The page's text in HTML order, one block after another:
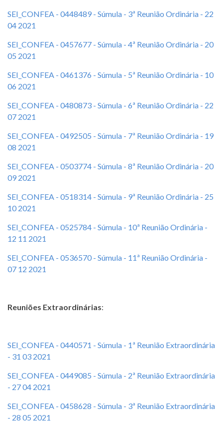
SEI_CONFEA - 0448489 - Súmula - 3ª Reunião Ordinária - 22
04 2021
SEI_CONFEA - 0457677 - Súmula - 4ª Reunião Ordinária - 20
05 2021
SEI_CONFEA - 0461376 - Súmula - 5ª Reunião Ordinária - 10
06 2021
SEI_CONFEA - 0480873 - Súmula - 6ª Reunião Ordinária - 22
07 2021
SEI_CONFEA - 0492505 - Súmula - 7ª Reunião Ordinária - 19
08 2021
SEI_CONFEA - 0503774 - Súmula - 8ª Reunião Ordinária - 20
09 2021
SEI_CONFEA - 0518314 - Súmula - 9ª Reunião Ordinária - 25
10 2021
SEI_CONFEA - 0525784 - Súmula - 10ª Reunião Ordinária -
12 11 2021
SEI_CONFEA - 0536570 - Súmula - 11ª Reunião Ordinária -
07 12 2021
Reuniões Extraordinárias:
SEI_CONFEA - 0440571 - Súmula - 1ª Reunião Extraordinária
- 31 03 2021
SEI_CONFEA - 0449085 - Súmula - 2ª Reunião Extraordinária
- 27 04 2021
SEI_CONFEA - 0458628 - Súmula - 3ª Reunião Extraordinária
- 28 05 2021